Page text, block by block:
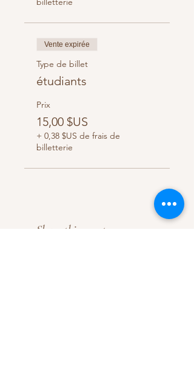
Vente expirée
Type de billet
étudiants
Prix
15,00 $US
+ 0,38 $US de frais de
billetterie
Share this event